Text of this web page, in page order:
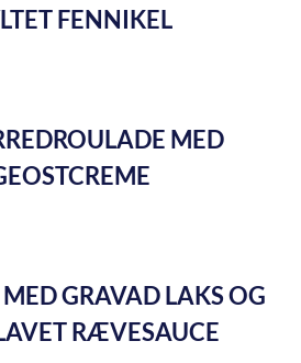
FENNIKEL
MED
GRAVAD LAKS OG
RÆVESAUCE